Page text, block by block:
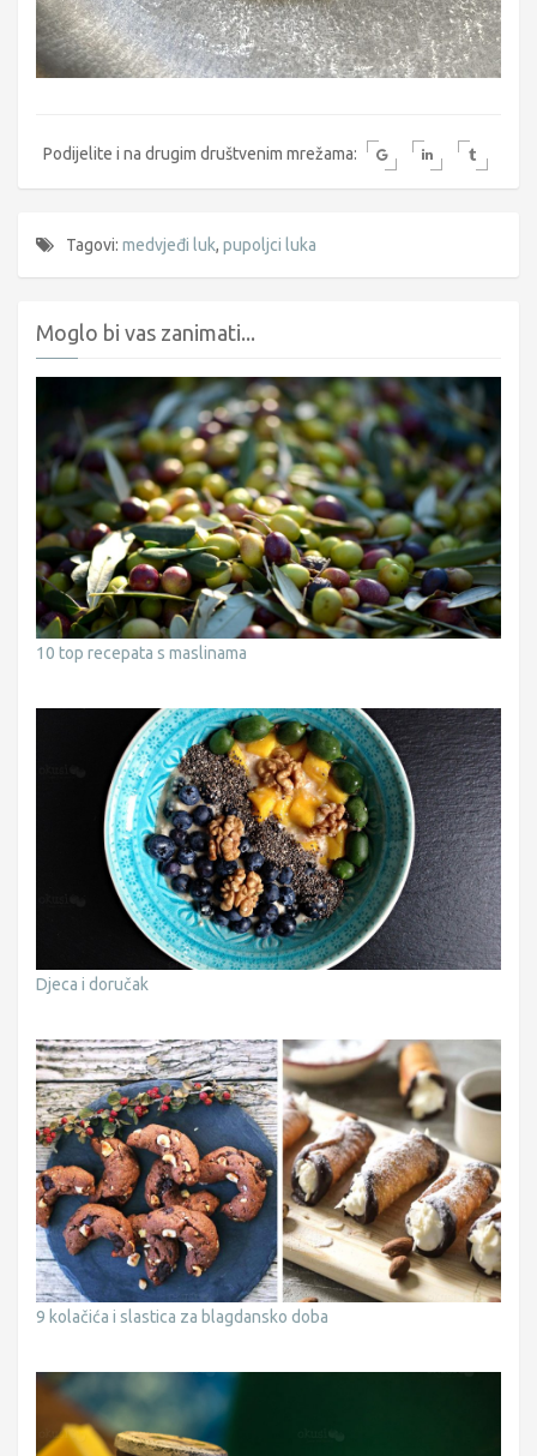
Podijelite i na drugim društvenim mrežama:
Tagovi: medvjeđi luk, pupoljci luka
Moglo bi vas zanimati...
10 top recepata s maslinama
Djeca i doručak
9 kolačića i slastica za blagdansko doba